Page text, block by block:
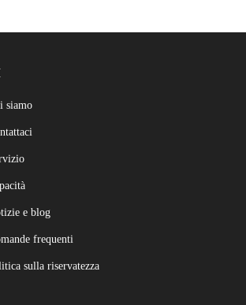
siamo
e blog
frequenti
sulla riservatezza